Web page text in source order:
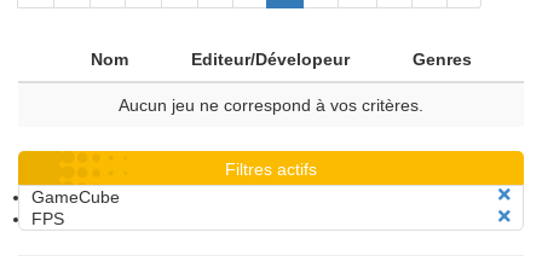
Nom Editeur/Dévelopeur Genres
Aucun jeu ne correspond à vos critères.
Filtres actifs
GameCube
FPS